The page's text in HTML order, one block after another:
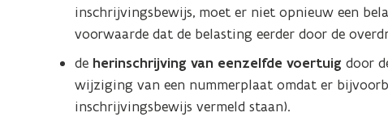
inschrijvingsbewijs, moet er niet opnieuw een
voorwaarde dat de belasting eerder door de
de herinschrijving van eenzelfde voertuig door
wijziging van een nummerplaat omdat er
inschrijvingsbewijs vermeld staan).